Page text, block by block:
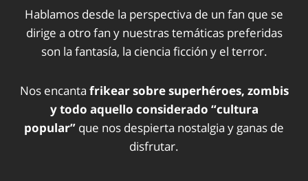
Hablamos desde la perspectiva de un fan que se
dirige a otro fan y nuestras temáticas preferidas
son la fantasía, la ciencia ficción y el terror.
Nos encanta frikear sobre superhéroes, zombis
y todo aquello considerado “cultura
popular” que nos despierta nostalgia y ganas de
disfrutar.